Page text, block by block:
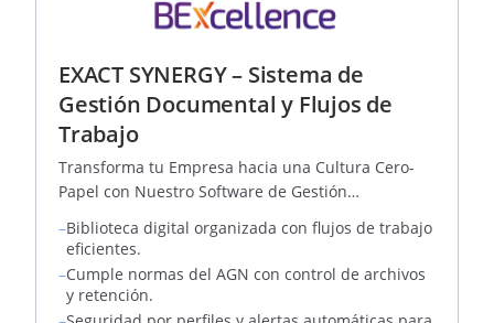
EXACT SYNERGY – Sistema de
Gestión Documental y Flujos de
Trabajo
Transforma tu Empresa hacia una Cultura Cero-
Papel con Nuestro Software de Gestión
–Biblioteca digital organizada con flujos de trabajo
eficientes.
–Cumple normas del AGN con control de archivos
y retención.